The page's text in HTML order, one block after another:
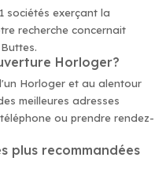
sociétés exerçant la
recherche concernait
Horloger?
Horloger et au alentour
meilleures adresses
ou prendre rendez-
plus recommandées